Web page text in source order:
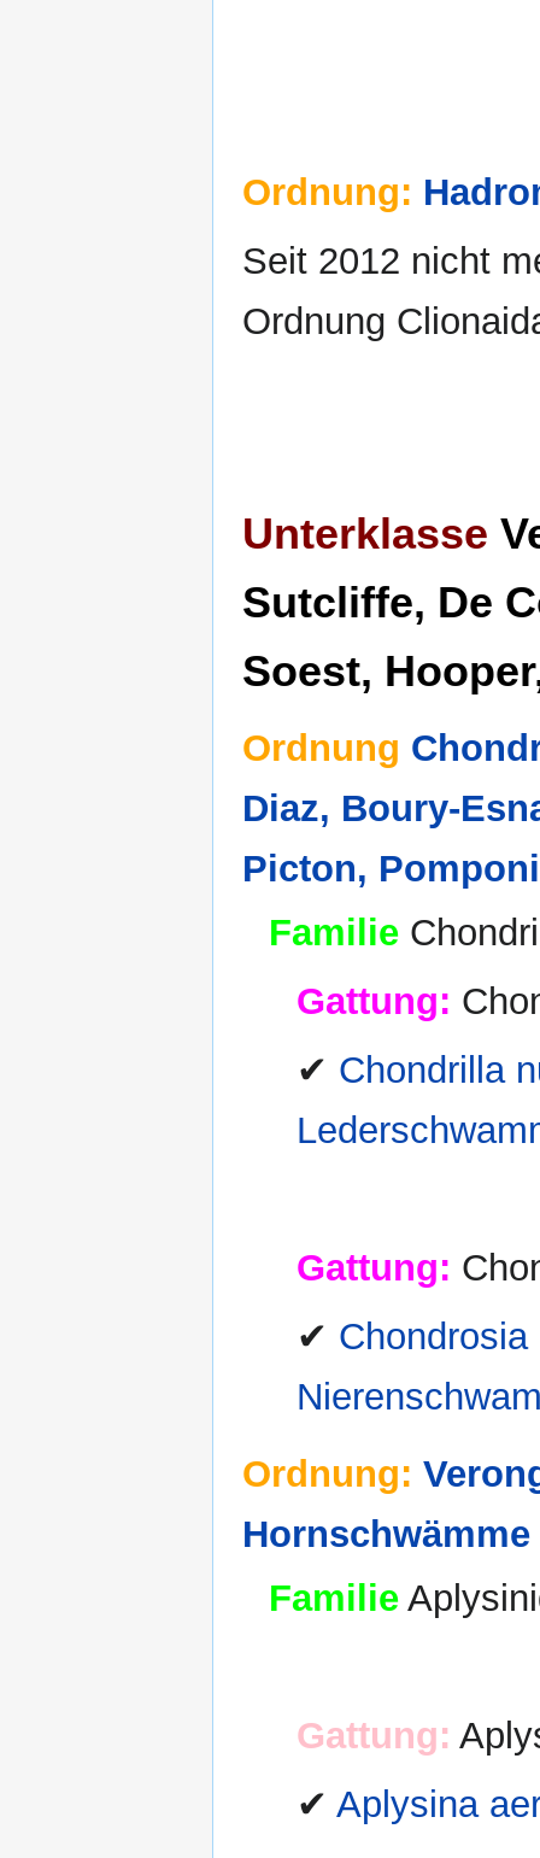
Ordnung:
Seit 2012 nicht
Ordnung
Unterklasse
Sutcliffe, De
Soest,
Ordnung
Diaz, Boury-
Picton,
Familie
Gattung:
✔ Chondrilla
Gattung:
✔
Ordnung:
Hornschwämme
Familie
Gattung:
✔ Aplysina